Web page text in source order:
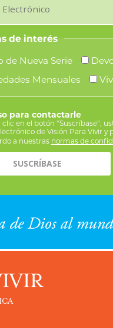
de interés
de Nueva Serie
Mensuales
para contactarle
clic en el botón “Suscríbase”,
de Visión Para Vivir y
a nuestras normas de